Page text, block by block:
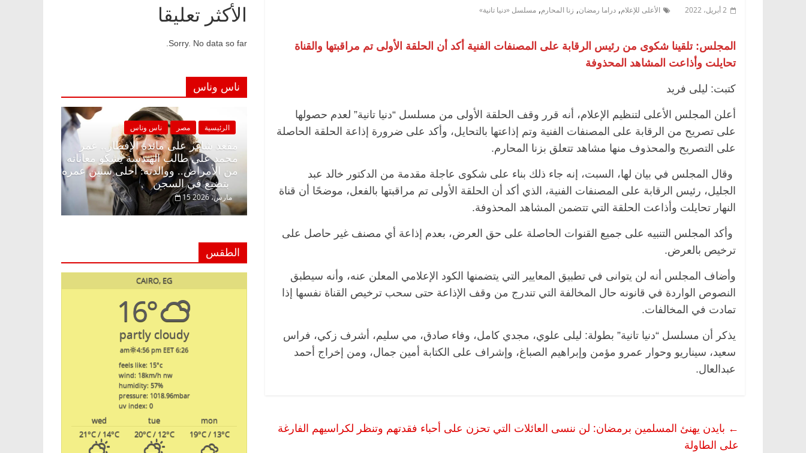
2 أبريل، 2022 الأعلى للإعلام, دراما رمضان, زنا المحارم, مسلسل «دنيا تانية»
المجلس: تلقينا شكوى من رئيس الرقابة على المصنفات الفنية أكد أن الحلقة الأولى تم مراقبتها والقناة
تحايلت وأذاعت المشاهد المحذوفة
كتبت: ليلى فريد
أعلن المجلس الأعلى لتنظيم الإعلام، أنه قرر وقف الحلقة الأولى من مسلسل “دنيا تانية” لعدم حصولها
على تصريح من الرقابة على المصنفات الفنية وتم إذاعتها بالتحايل، وأكد على ضرورة إذاعة الحلقة الحاصلة
على التصريح والمحذوف منها مشاهد تتعلق بزنا المحارم.
وقال المجلس في بيان لها، السبت، إنه جاء ذلك بناء على شكوى عاجلة مقدمة من الدكتور خالد عبد
الجليل، رئيس الرقابة على المصنفات الفنية، الذي أكد أن الحلقة الأولى تم مراقبتها بالفعل، موضحًا أن قناة
النهار تحايلت وأذاعت الحلقة التي تتضمن المشاهد المحذوفة.
وأكد المجلس التنبيه على جميع القنوات الحاصلة على حق العرض، بعدم إذاعة أي مصنف غير حاصل على
ترخيص بالعرض.
وأضاف المجلس أنه لن يتوانى في تطبيق المعايير التي يتضمنها الكود الإعلامي المعلن عنه، وأنه سيطبق
النصوص الواردة في قانونه حال المخالفة التي تندرج من وقف الإذاعة حتى سحب ترخيص القناة نفسها إذا
تمادت في المخالفات.
يذكر أن مسلسل “دنيا تانية” بطولة: ليلى علوي، مجدي كامل، وفاء صادق، مي سليم، أشرف زكي، فراس
سعيد، سيناريو وحوار عمرو مؤمن وإبراهيم الصباغ، وإشراف على الكتابة أمين جمال، ومن إخراج أحمد
عبدالعال.
← بايدن يهنئ المسلمين برمضان: لن ننسى العائلات التي تحزن على أحباء فقدتهم وتنظر لكراسيهم الفارغة
على الطاولة
الأكثر تعليقا
Sorry. No data so far.
ناس وناس
مصر
مقعد شاغر على مائدة
محمد علي طالب الهندسة
من الأمراض.. ووالدته:
بتضيع في السجن
15 مارس، 2026
الرئيسية ناس وناس
مقعد شاغر على الإفطار وبلكونة بلا زينة
رمضان.. د. عبدالخالق فاروق خبير
اقتصادي في انتظار حلم الحرية ولمة
22 فبراير، 2026
الرئيسية مصر ناس وناس
الخصخصة الذي دافع عن المال العام
(بروفايل)
21 فبراير، 2026
الرئيسية مصر
في ذكرى رحيله.. د. نور فرحات فقيه
قانوني دافع عن قضايا الوطن وانحاز
للحرية (بروفايل)
26 يناير، 2026
وحيداً على أبواب
الطقس
CAIRO, EG
16°
partly cloudy
6:26 am
4:56 pm EET
feels like: 15°c
wind: 18km/h nw
humidity: 57%
pressure: 1018.96mbar
uv index: 0
mon
tue
wed
19°C/ 13°C
20°C/ 12°C
21°C/ 14°C